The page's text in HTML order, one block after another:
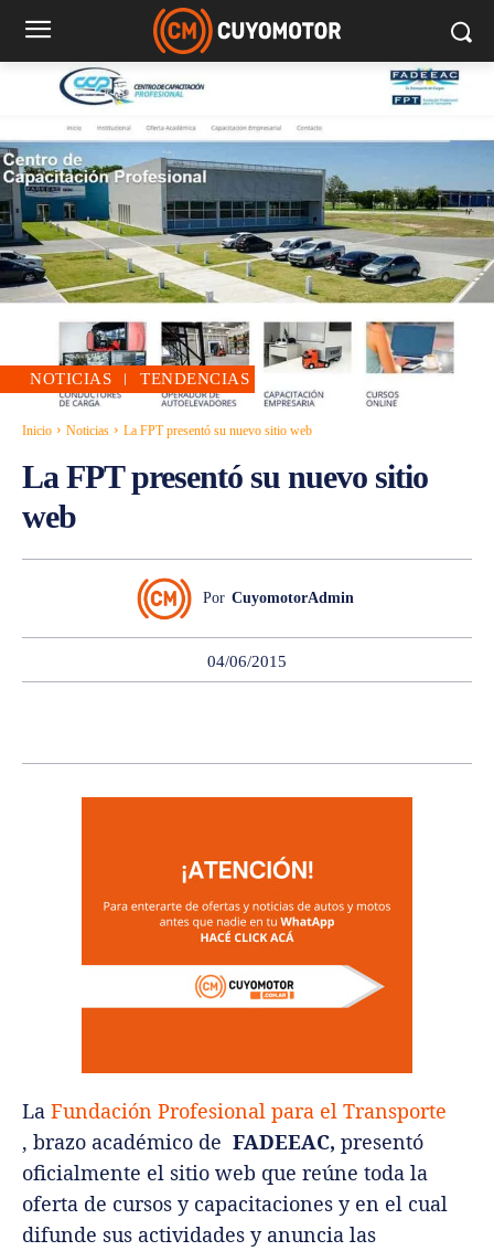
NOTICIAS TENDENCIAS
Inicio Noticias La FPT presentó su nuevo sitio web
La FPT presentó su nuevo sitio
web
Por CuyomotorAdmin
04/06/2015
La Fundación Profesional para el Transporte
, brazo académico de FADEEAC, presentó
oficialmente el sitio web que reúne toda la
oferta de cursos y capacitaciones y en el cual
difunde sus actividades y anuncia las